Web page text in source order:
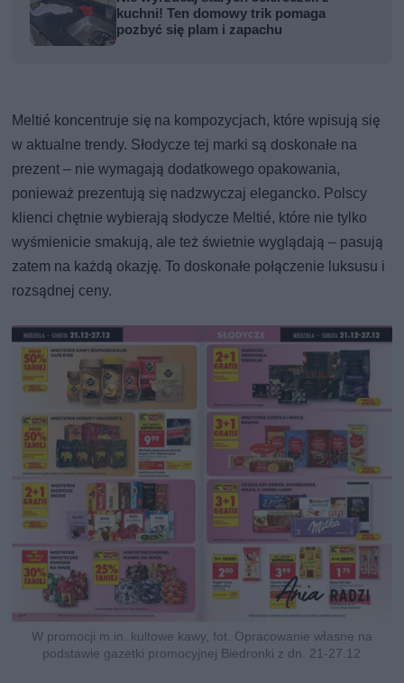
kuchni! Ten domowy trik pomaga
pozbyć się plam i zapachu
Meltié koncentruje się na kompozycjach, które wpisują się
w aktualne trendy. Słodycze tej marki są doskonałe na
prezent – nie wymagają dodatkowego opakowania,
ponieważ prezentują się nadzwyczaj elegancko. Polscy
klienci chętnie wybierają słodycze Meltié, które nie tylko
wyśmienicie smakują, ale też świetnie wyglądają – pasują
zatem na każdą okazję. To doskonałe połączenie luksusu i
rozsądnej ceny.
W promocji m.in. kultowe kawy, fot. Opracowanie własne na
podstawie gazetki promocyjnej Biedronki z dn. 21-27.12